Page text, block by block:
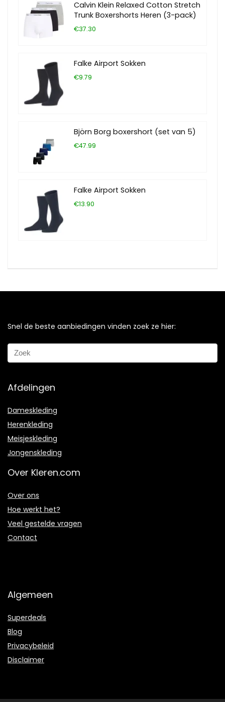
Calvin Klein Relaxed Cotton Stretch
Trunk Boxershorts Heren (3-pack)
€37.30
Falke Airport Sokken
€9.79
Björn Borg boxershort (set van 5)
€47.99
Falke Airport Sokken
€13.90
Snel de beste aanbiedingen vinden zoek ze hier:
Afdelingen
Dameskleding
Herenkleding
Meisjeskleding
Jongenskleding
Over Kleren.com
Over ons
Hoe werkt het?
Veel gestelde vragen
Contact
Algemeen
Superdeals
Blog
Privacybeleid
Disclaimer